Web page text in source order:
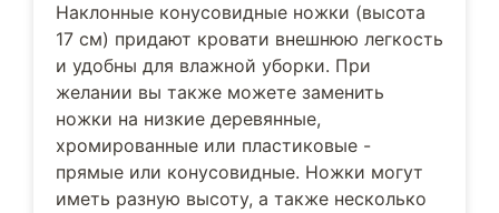
Наклонные конусовидные ножки (высота
17 см) придают кровати внешнюю легкость
и удобны для влажной уборки. При
желании вы также можете заменить
ножки на низкие деревянные,
хромированные или пластиковые -
прямые или конусовидные. Ножки могут
иметь разную высоту, а также несколько